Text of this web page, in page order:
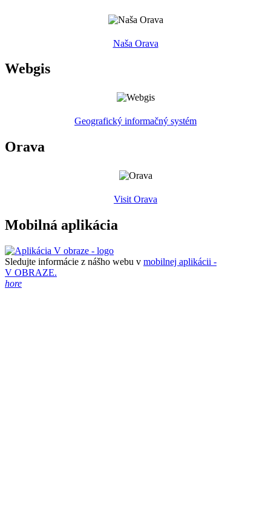
Naša Orava
Webgis
Geografický informačný systém
Orava
Visit Orava
Mobilná aplikácia
Sledujte informácie z nášho webu v mobilnej aplikácii -
V OBRAZE.
hore